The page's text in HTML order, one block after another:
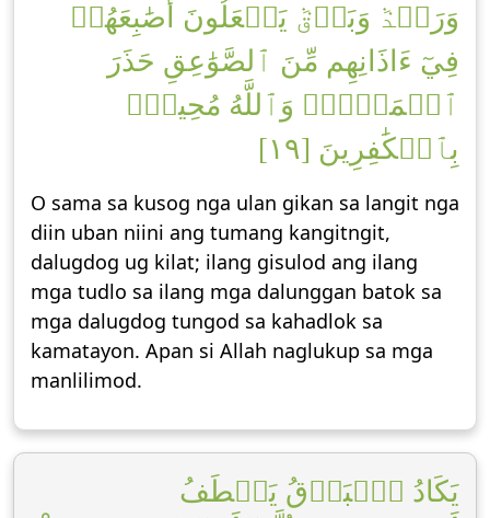
وَرَعۡدٞ وَبَرۡقٞ يَجۡعَلُونَ أَصَٰبِعَهُمۡ
فِيٓ ءَاذَانِهِم مِّنَ ٱلصَّوَٰعِقِ حَذَرَ
ٱلۡمَوۡتِۚ وَٱللَّهُ مُحِيطُۢ
بِٱلۡكَٰفِرِينَ [١٩]
O sama sa kusog nga ulan gikan sa langit nga
diin uban niini ang tumang kangitngit,
dalugdog ug kilat; ilang gisulod ang ilang
mga tudlo sa ilang mga dalunggan batok sa
mga dalugdog tungod sa kahadlok sa
kamatayon. Apan si Allah naglukup sa mga
manlilimod.
يَكَادُ ٱلۡبَرۡقُ يَخۡطَفُ